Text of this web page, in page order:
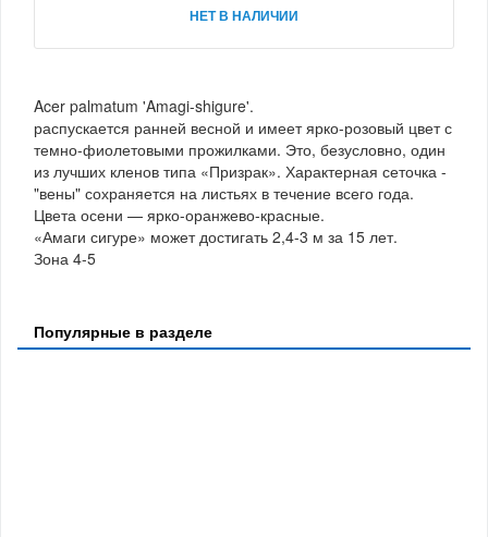
НЕТ В НАЛИЧИИ
Acer palmatum 'Amagi-shigure'.
распускается ранней весной и имеет ярко-розовый цвет с
темно-фиолетовыми прожилками. Это, безусловно, один
из лучших кленов типа «Призрак». Характерная сеточка -
"вены" сохраняется на листьях в течение всего года.
Цвета осени — ярко-оранжево-красные.
«Амаги сигуре» может достигать 2,4-3 м за 15 лет.
Зона 4-5
Популярные в разделе